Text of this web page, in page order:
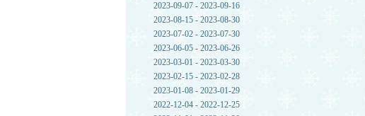
2023-09-07 - 2023-09-16
2023-08-15 - 2023-08-30
2023-07-02 - 2023-07-30
2023-06-05 - 2023-06-26
2023-03-01 - 2023-03-30
2023-02-15 - 2023-02-28
2023-01-08 - 2023-01-29
2022-12-04 - 2022-12-25